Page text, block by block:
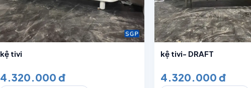
kệ tivi
4.320.000 đ
kệ tivi- DRAFT
4.320.000 đ